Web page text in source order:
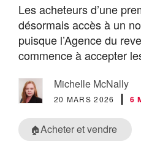
Les acheteurs d’une
désormais accès à un
puisque l’Agence du
commence à accepter
Michelle McNally
20 MARS 2026 6
🏠Acheter et vendre